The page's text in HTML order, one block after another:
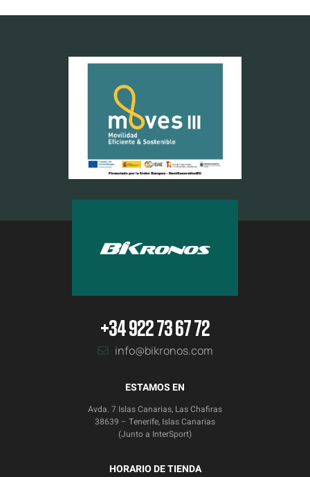
+34 922 73 67 72
info@bikronos.com
ESTAMOS EN
Avda. 7 Islas Canarias, Las Chafiras
38639 – Tenerife, Islas Canarias
(Junto a InterSport)
HORARIO DE TIENDA